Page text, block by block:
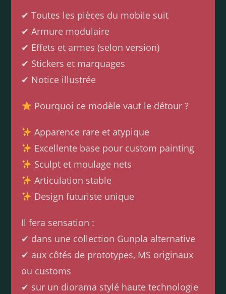
✔ Toutes les pièces du mobile suit
✔ Armure modulaire
✔ Effets et armes (selon version)
✔ Stickers et marquages
✔ Notice illustrée
Pourquoi ce modèle vaut le détour ?
Apparence rare et atypique
Excellente base pour custom painting
Sculpt et moulage nets
Articulation stable
Design futuriste unique
Il fera sensation :
✔ dans une collection Gunpla alternative
✔ aux côtés de prototypes, MS originaux
ou customs
✔ sur un diorama stylé haute technologie